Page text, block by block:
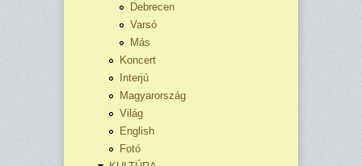
Debrecen
Varsó
Más
Koncert
Interjú
Magyarország
Világ
English
Fotó